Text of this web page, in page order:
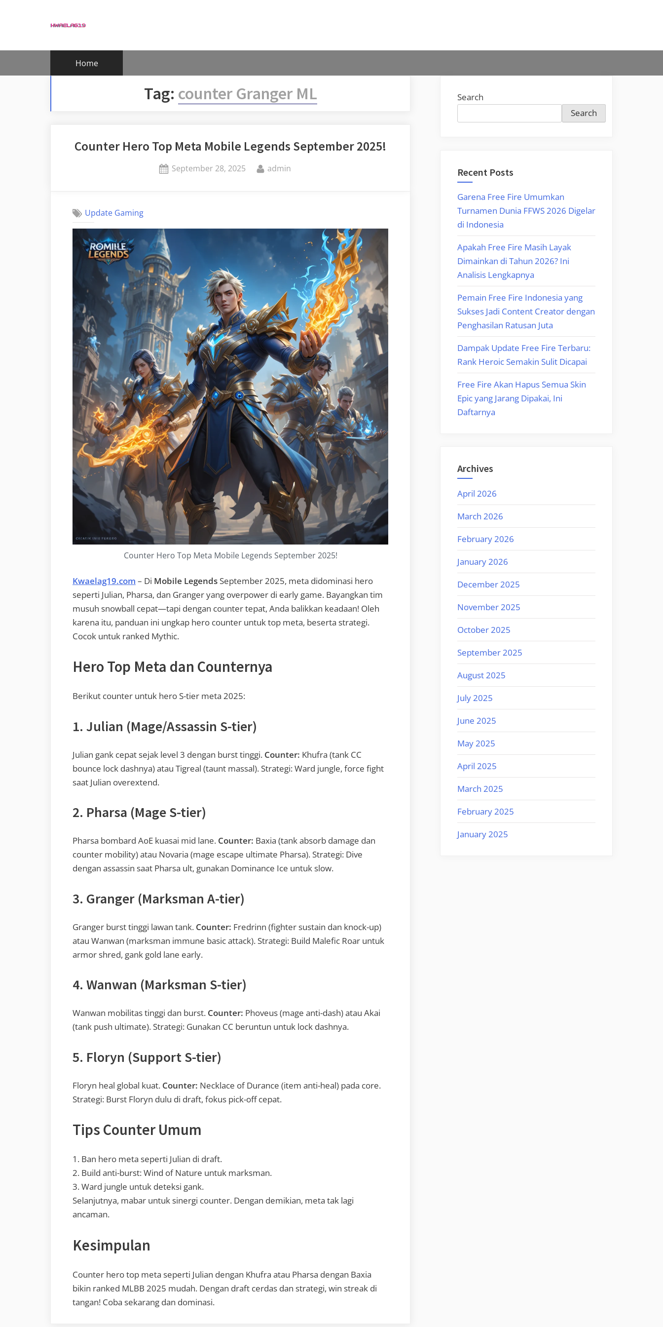
Home
Tag: counter Granger ML
Counter Hero Top Meta Mobile Legends September 2025!
Posted
September 28, 2025 By
admin
Update Gaming
Counter Hero Top Meta Mobile Legends September 2025!
Kwaelag19.com – Di Mobile Legends September 2025, meta didominasi hero
seperti Julian, Pharsa, dan Granger yang overpower di early game. Bayangkan tim
musuh snowball cepat—tapi dengan counter tepat, Anda balikkan keadaan! Oleh
karena itu, panduan ini ungkap hero counter untuk top meta, beserta strategi.
Cocok untuk ranked Mythic.
Hero Top Meta dan Counternya
Berikut counter untuk hero S-tier meta 2025:
1. Julian (Mage/Assassin S-tier)
Julian gank cepat sejak level 3 dengan burst tinggi. Counter: Khufra (tank CC
bounce lock dashnya) atau Tigreal (taunt massal). Strategi: Ward jungle, force fight
saat Julian overextend.
2. Pharsa (Mage S-tier)
Pharsa bombard AoE kuasai mid lane. Counter: Baxia (tank absorb damage dan
counter mobility) atau Novaria (mage escape ultimate Pharsa). Strategi: Dive
dengan assassin saat Pharsa ult, gunakan Dominance Ice untuk slow.
3. Granger (Marksman A-tier)
Granger burst tinggi lawan tank. Counter: Fredrinn (fighter sustain dan knock-up)
atau Wanwan (marksman immune basic attack). Strategi: Build Malefic Roar untuk
armor shred, gank gold lane early.
4. Wanwan (Marksman S-tier)
Wanwan mobilitas tinggi dan burst. Counter: Phoveus (mage anti-dash) atau Akai
(tank push ultimate). Strategi: Gunakan CC beruntun untuk lock dashnya.
5. Floryn (Support S-tier)
Floryn heal global kuat. Counter: Necklace of Durance (item anti-heal) pada core.
Strategi: Burst Floryn dulu di draft, fokus pick-off cepat.
Tips Counter Umum
1. Ban hero meta seperti Julian di draft.
2. Build anti-burst: Wind of Nature untuk marksman.
3. Ward jungle untuk deteksi gank.
Selanjutnya, mabar untuk sinergi counter. Dengan demikian, meta tak lagi
ancaman.
Kesimpulan
Counter hero top meta seperti Julian dengan Khufra atau Pharsa dengan Baxia
bikin ranked MLBB 2025 mudah. Dengan draft cerdas dan strategi, win streak di
tangan! Coba sekarang dan dominasi.
Search
Search
Recent Posts
Garena Free Fire Umumkan
Turnamen Dunia FFWS 2026 Digelar
di Indonesia
Apakah Free Fire Masih Layak
Dimainkan di Tahun 2026? Ini
Analisis Lengkapnya
Pemain Free Fire Indonesia yang
Sukses Jadi Content Creator dengan
Penghasilan Ratusan Juta
Dampak Update Free Fire Terbaru:
Rank Heroic Semakin Sulit Dicapai
Free Fire Akan Hapus Semua Skin
Epic yang Jarang Dipakai, Ini
Daftarnya
Archives
April 2026
March 2026
February 2026
January 2026
December 2025
November 2025
October 2025
September 2025
August 2025
July 2025
June 2025
May 2025
April 2025
March 2025
February 2025
January 2025